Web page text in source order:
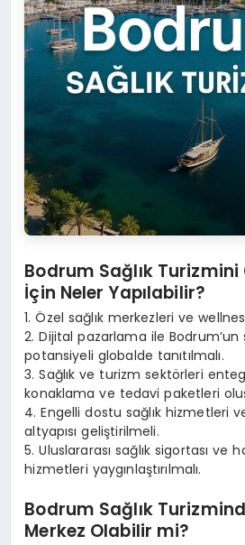
Bodrum Sağlık
İçin Neler Yapılabilir?
1. Özel sağlık merkezleri ve
2. Dijital pazarlama ile Bodrum’un
potansiyeli globalde tanıtılmalı.
3. Sağlık ve turizm sektörleri
konaklama ve tedavi paketleri
4. Engelli dostu sağlık hizmetleri
altyapısı geliştirilmeli.
5. Uluslararası sağlık sigortası ve
hizmetleri yaygınlaştırılmalı.
Bodrum Sağlık
Merkez Olabilir mi?